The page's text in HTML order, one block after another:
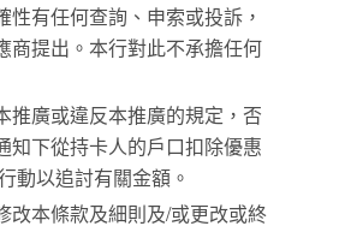
性有任何查詢、申索或投訴，
商提出。本行對此不承擔任何
推廣或違反本推廣的規定，否
知下從持卡人的戶口扣除優惠
動以追討有關金額。
改本條款及細則及/或更改或終